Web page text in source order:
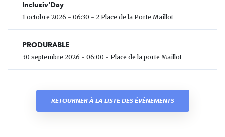
Inclusiv'Day
1 octobre 2026 - 06:30 - 2 Place de la Porte Maillot
PRODURABLE
30 septembre 2026 - 06:00 - Place de la porte Maillot
RETOURNER À LA LISTE DES ÉVÈNEMENTS